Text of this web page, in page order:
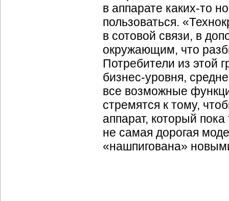
в аппарате каких-то
пользоваться.
в сотовой связи, в
окружающим, что
Потребители из этой
бизнес-уровня,
все возможные
стремятся к тому,
аппарат, который
не самая дорогая
«нашпигована»